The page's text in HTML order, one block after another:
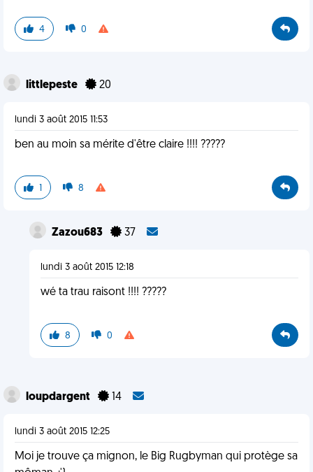
4 0
littlepeste 20
lundi 3 août 2015 11:53
ben au moin sa mérite d'être claire !!!! ?????
1 8
Zazou683 37
lundi 3 août 2015 12:18
wé ta trau raisont !!!! ?????
8 0
loupdargent 14
lundi 3 août 2015 12:25
Moi je trouve ça mignon, le Big Rugbyman qui protège sa